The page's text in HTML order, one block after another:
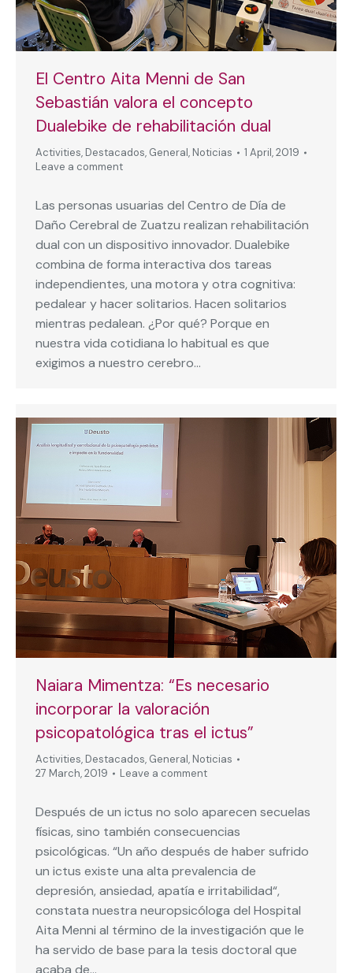
El Centro Aita Menni de San
Sebastián valora el concepto
Dualebike de rehabilitación dual
Activities, Destacados, General, Noticias
1 April, 2019
Leave a comment
Las personas usuarias del Centro de Día de
Daño Cerebral de Zuatzu realizan rehabilitación
dual con un dispositivo innovador. Dualebike
combina de forma interactiva dos tareas
independientes, una motora y otra cognitiva:
pedalear y hacer solitarios. Hacen solitarios
mientras pedalean. ¿Por qué? Porque en
nuestra vida cotidiana lo habitual es que
exigimos a nuestro cerebro…
Naiara Mimentza: “Es necesario
incorporar la valoración
psicopatológica tras el ictus”
Activities, Destacados, General, Noticias
27 March, 2019
Leave a comment
Después de un ictus no solo aparecen secuelas
físicas, sino también consecuencias
psicológicas. “Un año después de haber sufrido
un ictus existe una alta prevalencia de
depresión, ansiedad, apatía e irritabilidad“,
constata nuestra neuropsicóloga del Hospital
Aita Menni al término de la investigación que le
ha servido de base para la tesis doctoral que
acaba de…